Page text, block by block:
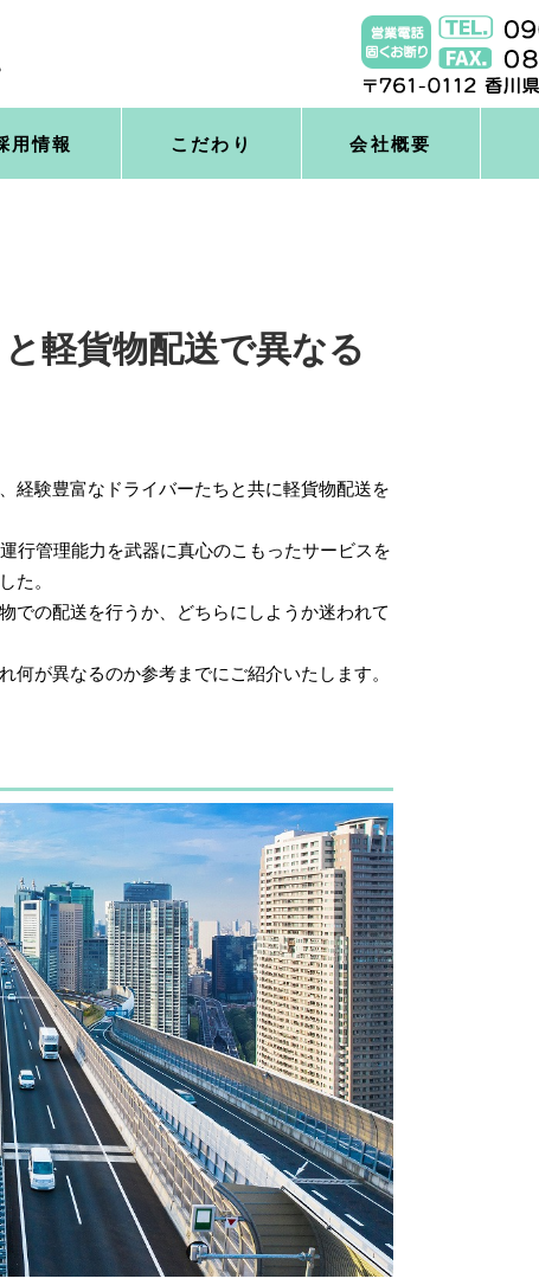
用情報 こだわり 会社概要
軽貨物配送で異なる
経験豊富なドライバーたちと共に軽貨物配送を
行管理能力を武器に真心のこもったサービスを
た。
での配送を行うか、どちらにしようか迷われて
が異なるのか参考までにご紹介いたします。